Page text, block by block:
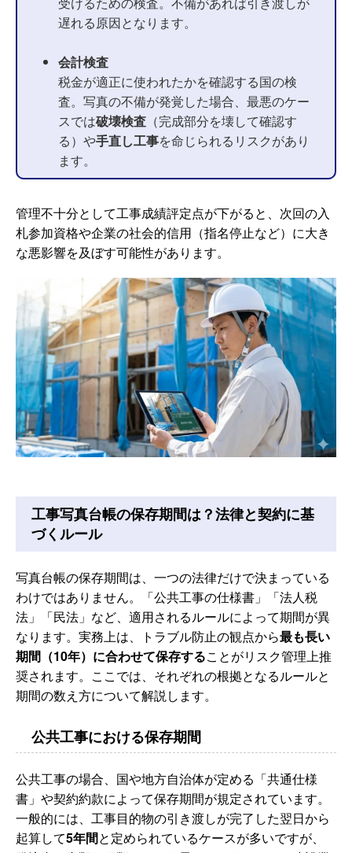
遅れる原因となります。
会計検査
税金が適正に使われたかを確認する国の検
査。写真の不備が発覚した場合、最悪のケー
スでは破壊検査 （完成部分を壊して確認す
る）や手直し工事を命じられるリスクがあり
ます。
管理不十分として工事成績評定点が下がると、次回の入
札参加資格や企業の社会的信用（指名停止など）に大き
な悪影響を及ぼす可能性があります。
工事写真台帳の保存期間は？法律と契約に基
づくルール
写真台帳の保存期間は、一つの法律だけで決まっている
わけではありません。「公共工事の仕様書」「法人税
法」「民法」など、適用されるルールによって期間が異
なります。実務上は、トラブル防止の観点から最も長い
期間（10年）に合わせて保存することがリスク管理上推
奨されます。ここでは、それぞれの根拠となるルールと
期間の数え方について解説します。
公共工事における保存期間
公共工事の場合、国や地方自治体が定める「共通仕様
書」や契約約款によって保存期間が規定されています。
一般的には、工事目的物の引き渡しが完了した翌日から
起算して5年間と定められているケースが多いですが、